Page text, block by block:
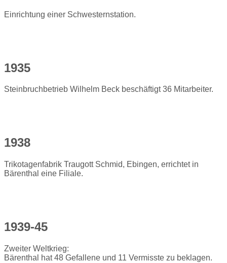
Einrichtung einer Schwesternstation.
1935
Steinbruchbetrieb Wilhelm Beck beschäftigt 36 Mitarbeiter.
1938
Trikotagenfabrik Traugott Schmid, Ebingen, errichtet in
Bärenthal eine Filiale.
1939-45
Zweiter Weltkrieg:
Bärenthal hat 48 Gefallene und 11 Vermisste zu beklagen.